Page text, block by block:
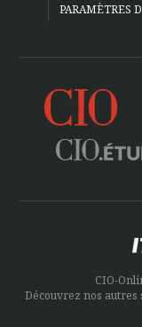
PARAMÈTRES
CIO-
Découvrez nos autres